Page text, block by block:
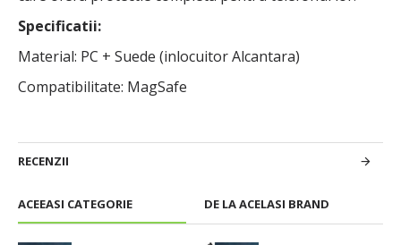
ACEEASI CATEGORIE DE LA ACELASI BRAND
Specificatii:
Material: PC + Suede (inlocuitor Alcantara)
Compatibilitate: MagSafe
RECENZII